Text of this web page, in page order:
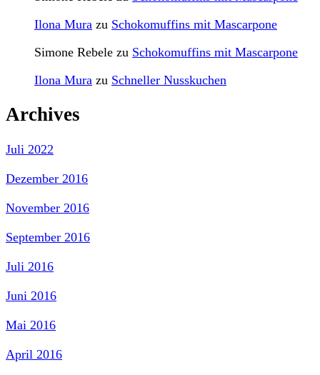
Ilona Mura zu Schokomuffins mit Mascarpone
Simone Rebele zu Schokomuffins mit Mascarpone
Ilona Mura zu Schneller Nusskuchen
Archives
Juli 2022
Dezember 2016
November 2016
September 2016
Juli 2016
Juni 2016
Mai 2016
April 2016